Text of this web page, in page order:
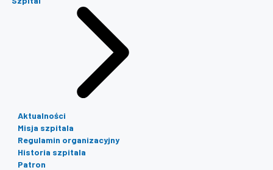
Aktualności
Misja szpitala
Regulamin organizacyjny
Historia szpitala
Patron